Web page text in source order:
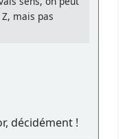
mais pas
décidément !